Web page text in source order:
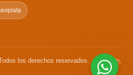
los derechos reservados. · Medellín,